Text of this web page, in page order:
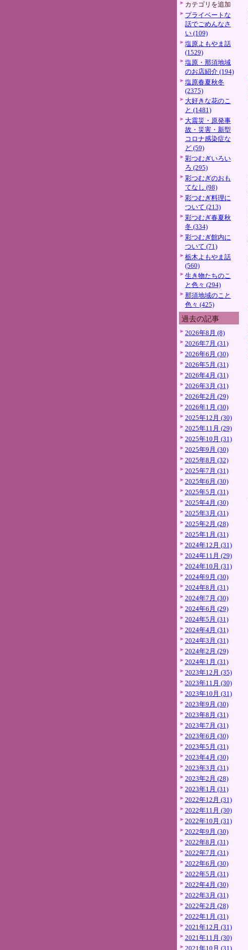
カテゴリを追加
プライベートな
話でごめんなさ
い (109)
塩原よもやま話
(1529)
塩原・那須地域
のお店紹介 (194)
塩原春夏秋冬
(2375)
大好きな花のこ
と (1481)
大震災・原発事
故・災害・新型
コロナ感染症な
ど (59)
彩つむぎいろい
ろ (295)
彩つむぎのおも
てなし (98)
彩つむぎ料理に
ついて (213)
彩つむぎ春夏秋
冬 (334)
彩つむぎ館内に
ついて (71)
栃木よもやま話
(560)
生き物たちのこ
と色々 (294)
那須地域のこと
色々 (425)
過去の記事
2026年8月 (8)
2026年7月 (31)
2026年6月 (30)
2026年5月 (31)
2026年4月 (31)
2026年3月 (31)
2026年2月 (29)
2026年1月 (30)
2025年12月 (30)
2025年11月 (29)
2025年10月 (31)
2025年9月 (30)
2025年8月 (32)
2025年7月 (31)
2025年6月 (30)
2025年5月 (31)
2025年4月 (30)
2025年3月 (31)
2025年2月 (28)
2025年1月 (31)
2024年12月 (31)
2024年11月 (29)
2024年10月 (31)
2024年9月 (30)
2024年8月 (31)
2024年7月 (30)
2024年6月 (29)
2024年5月 (31)
2024年4月 (31)
2024年3月 (31)
2024年2月 (29)
2024年1月 (31)
2023年12月 (35)
2023年11月 (30)
2023年10月 (31)
2023年9月 (30)
2023年8月 (31)
2023年7月 (31)
2023年6月 (30)
2023年5月 (31)
2023年4月 (30)
2023年3月 (31)
2023年2月 (28)
2023年1月 (31)
2022年12月 (31)
2022年11月 (30)
2022年10月 (31)
2022年9月 (30)
2022年8月 (31)
2022年7月 (31)
2022年6月 (30)
2022年5月 (31)
2022年4月 (30)
2022年3月 (31)
2022年2月 (28)
2022年1月 (31)
2021年12月 (31)
2021年11月 (30)
2021年10月 (31)